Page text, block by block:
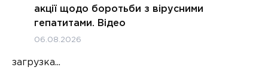
акції щодо боротьби з вірусними
гепатитами. Відео
06.08.2026
загрузка...